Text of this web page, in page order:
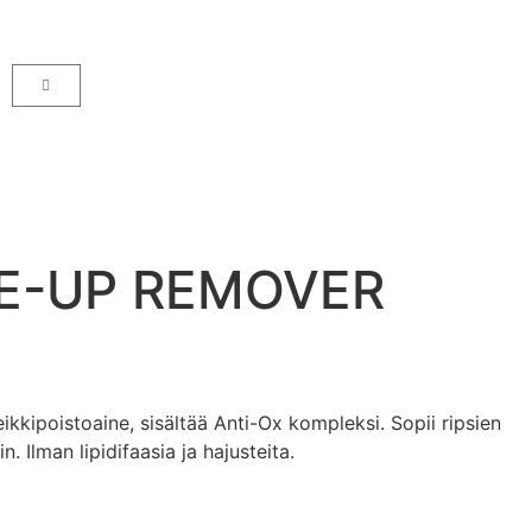
UP REMOVER
sisältää Anti-Ox kompleksi. Sopii ripsien
Ilman lipidifaasia ja hajusteita.